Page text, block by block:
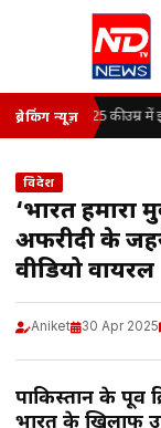
ब्रेकिंग न्यूज़ 25 की उम्र
विदेश
‘भारत हमारा
अफरीदी के
वीडियो वायरल
Aniket 30 Apr 2025
पाकिस्तान के पूर्व